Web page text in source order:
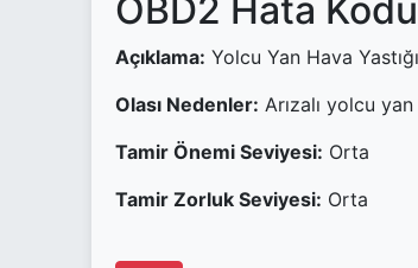
OBD2 Hata
Açıklama: Yolcu Yan Hava
Olası Nedenler: Arızalı yolcu
Tamir Önemi Seviyesi: Orta
Tamir Zorluk Seviyesi: Orta